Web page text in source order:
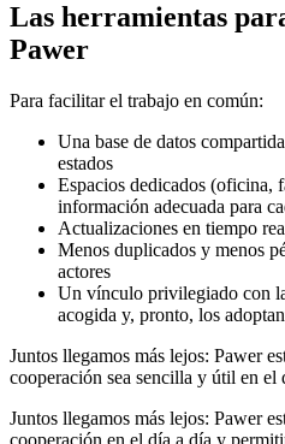
Las herramientas
Pawer
Para facilitar el trabajo en común:
Una base de datos
estados
Espacios dedicados (oficina,
información adecuada para
Actualizaciones en tiempo
Menos duplicados y menos
actores
Un vínculo privilegiado con
acogida y, pronto, los
Juntos llegamos más lejos: Pawer
cooperación sea sencilla y útil en el
Juntos llegamos más lejos: Pawer
cooperación en el día a día y